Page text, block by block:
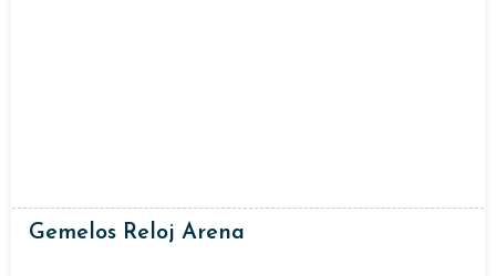
Gemelos Reloj Arena